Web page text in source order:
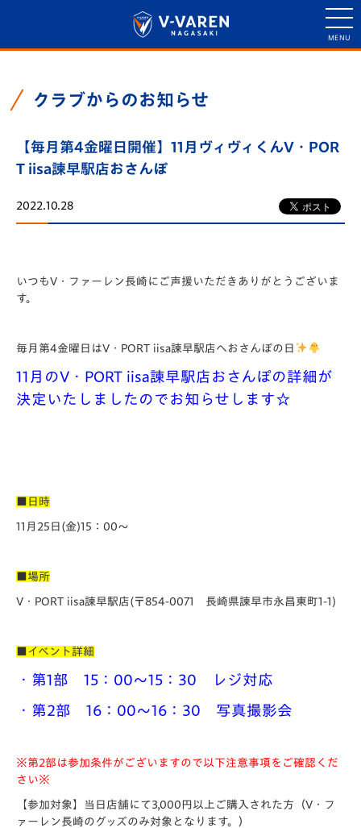
クラブからのお知らせ
【毎月第4金曜日開催】11月ヴィヴィくんV・POR
T iisa諫早駅店おさんぽ
2022.10.28
いつもV・ファーレン長崎にご声援いただきありがとうございま
す。
毎月第4金曜日はV・PORT iisa諫早駅店へおさんぽの日
11 月のV・PORT iisa諫早駅店おさんぽの詳細が
決定いたしましたのでお知らせします☆
■日時
11月25日(金)15：00～
■場所
V・PORT iisa諫早駅店(〒854-0071 長崎県諫早市永昌東町1-1)
■イベント詳細
・第1部 15：00～15：30 レジ対応
・第2部 16：00～16：30 写真撮影会
※第2部は参加条件がございますので以下注意事項をご確認くだ
さい※
【参加対象】当日店舗にて3,000円以上ご購入された方（V・フ
ァーレン長崎のグッズのみ対象となります。）